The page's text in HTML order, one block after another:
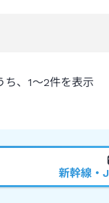
、 1～2件を表示
新幹線・